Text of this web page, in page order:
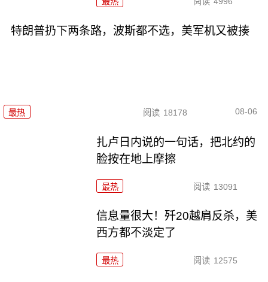
特朗普扔下两条路，波斯都不选，美军机又被揍
最热 阅读 18178 08-06
扎卢日内说的一句话，把北约的
脸按在地上摩擦
最热 阅读 13091
信息量很大！歼20越肩反杀，美
西方都不淡定了
最热 阅读 12575